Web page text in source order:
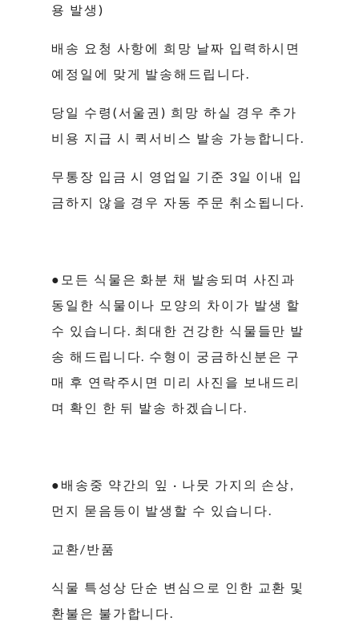
용 발생)
배송 요청 사항에 희망 날짜 입력하시면
예정일에 맞게 발송해드립니다.
당일 수령(서울권) 희망 하실 경우 추가
비용 지급 시 퀵서비스 발송 가능합니다.
무통장 입금 시 영업일 기준 3일 이내 입
금하지 않을 경우 자동 주문 취소됩니다.
●모든 식물은 화분 채 발송되며 사진과
동일한 식물이나 모양의 차이가 발생 할
수 있습니다. 최대한 건강한 식물들만 발
송 해드립니다. 수형이 궁금하신분은 구
매 후 연락주시면 미리 사진을 보내드리
며 확인 한 뒤 발송 하겠습니다.
●배송중 약간의 잎 · 나뭇 가지의 손상,
먼지 묻음등이 발생할 수 있습니다.
교환/반품
식물 특성상 단순 변심으로 인한 교환 및
환불은 불가합니다.